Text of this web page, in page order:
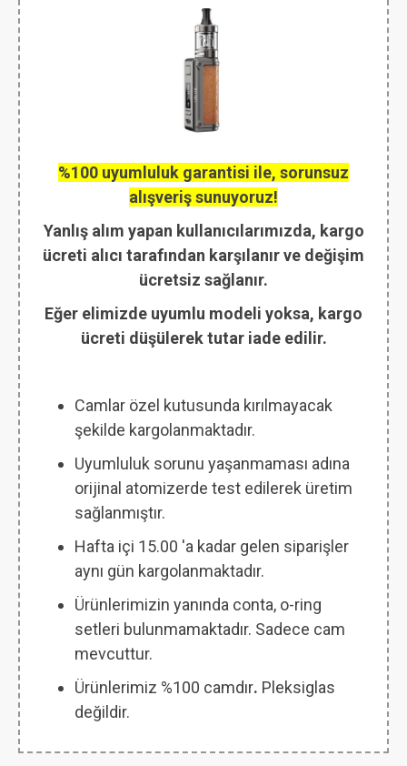
%100 uyumluluk garantisi ile, sorunsuz
alışveriş sunuyoruz!
Yanlış alım yapan kullanıcılarımızda, kargo
ücreti alıcı tarafından karşılanır ve değişim
ücretsiz sağlanır.
Eğer elimizde uyumlu modeli yoksa, kargo
ücreti düşülerek tutar iade edilir.
Camlar özel kutusunda kırılmayacak
şekilde kargolanmaktadır.
Uyumluluk sorunu yaşanmaması adına
orijinal atomizerde test edilerek üretim
sağlanmıştır.
Hafta içi 15.00 'a kadar gelen siparişler
aynı gün kargolanmaktadır.
Ürünlerimizin yanında conta, o-ring
setleri bulunmamaktadır. Sadece cam
mevcuttur.
Ürünlerimiz %100 camdır. Pleksiglas
değildir.